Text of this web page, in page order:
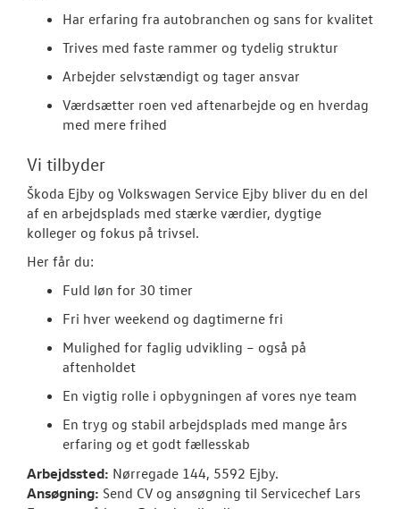
Har erfaring fra autobranchen og sans for kvalitet
Trives med faste rammer og tydelig struktur
Arbejder selvstændigt og tager ansvar
Værdsætter roen ved aftenarbejde og en hverdag
med mere frihed
Vi tilbyder
Škoda Ejby og Volkswagen Service Ejby bliver du en del
af en arbejdsplads med stærke værdier, dygtige
kolleger og fokus på trivsel.
Her får du:
Fuld løn for 30 timer
Fri hver weekend og dagtimerne fri
Mulighed for faglig udvikling – også på
aftenholdet
En vigtig rolle i opbygningen af vores nye team
En tryg og stabil arbejdsplads med mange års
erfaring og et godt fællesskab
Arbejdssted: Nørregade 144, 5592 Ejby.
Ansøgning: Send CV og ansøgning til Servicechef Lars